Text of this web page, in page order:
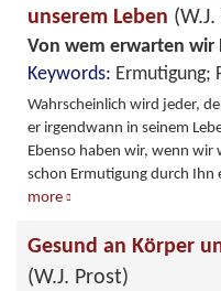
unserem Leben
Von wem erwarten wir
Keywords:
Wahrscheinlich wird jeder,
er irgendwann in seinem
Ebenso haben wir, wenn wir
schon Ermutigung durch Ihn
more
Gesund an Körper
(W.J. Prost)